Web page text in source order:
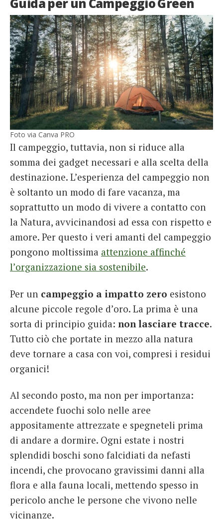
Guida per un Campeggio Green
Foto via Canva PRO
Il campeggio, tuttavia, non si riduce alla
somma dei gadget necessari e alla scelta della
destinazione. L’esperienza del campeggio non
è soltanto un modo di fare vacanza, ma
soprattutto un modo di vivere a contatto con
la Natura, avvicinandosi ad essa con rispetto e
amore. Per questo i veri amanti del campeggio
pongono moltissima attenzione affinché
l’organizzazione sia sostenibile.
Per un campeggio a impatto zero esistono
alcune piccole regole d’oro. La prima è una
sorta di principio guida: non lasciare tracce.
Tutto ciò che portate in mezzo alla natura
deve tornare a casa con voi, compresi i residui
organici!
Al secondo posto, ma non per importanza:
accendete fuochi solo nelle aree
appositamente attrezzate e spegneteli prima
di andare a dormire. Ogni estate i nostri
splendidi boschi sono falcidiati da nefasti
incendi, che provocano gravissimi danni alla
flora e alla fauna locali, mettendo spesso in
pericolo anche le persone che vivono nelle
vicinanze.